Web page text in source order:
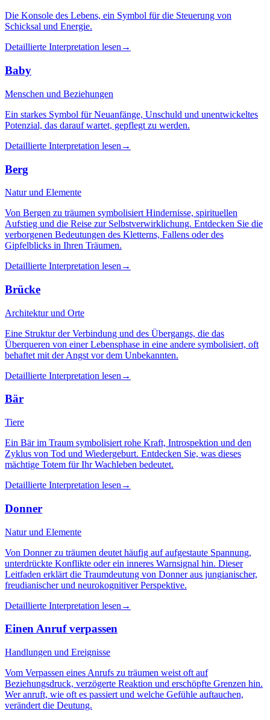
Die Konsole des Lebens, ein Symbol für die Steuerung von
Schicksal und Energie.
Detaillierte Interpretation lesen →
Baby
Menschen und Beziehungen
Ein starkes Symbol für Neuanfänge, Unschuld und unentwickeltes
Potenzial, das darauf wartet, gepflegt zu werden.
Detaillierte Interpretation lesen →
Berg
Natur und Elemente
Von Bergen zu träumen symbolisiert Hindernisse, spirituellen
Aufstieg und die Reise zur Selbstverwirklichung. Entdecken Sie die
verborgenen Bedeutungen des Kletterns, Fallens oder des
Gipfelblicks in Ihren Träumen.
Detaillierte Interpretation lesen →
Brücke
Architektur und Orte
Eine Struktur der Verbindung und des Übergangs, die das
Überqueren von einer Lebensphase in eine andere symbolisiert, oft
behaftet mit der Angst vor dem Unbekannten.
Detaillierte Interpretation lesen →
Bär
Tiere
Ein Bär im Traum symbolisiert rohe Kraft, Introspektion und den
Zyklus von Tod und Wiedergeburt. Entdecken Sie, was dieses
mächtige Totem für Ihr Wachleben bedeutet.
Detaillierte Interpretation lesen →
Donner
Natur und Elemente
Von Donner zu träumen deutet häufig auf aufgestaute Spannung,
unterdrückte Konflikte oder ein inneres Warnsignal hin. Dieser
Leitfaden erklärt die Traumdeutung von Donner aus jungianischer,
freudianischer und neurokognitiver Perspektive.
Detaillierte Interpretation lesen →
Einen Anruf verpassen
Handlungen und Ereignisse
Vom Verpassen eines Anrufs zu träumen weist oft auf
Beziehungsdruck, verzögerte Reaktion und erschöpfte Grenzen hin.
Wer anruft, wie oft es passiert und welche Gefühle auftauchen,
verändert die Deutung.